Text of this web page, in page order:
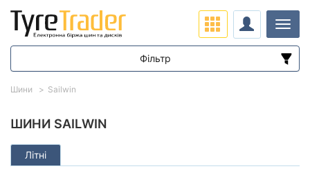
ШИНИ SAILWIN
Літні
Шини Sailwin
Фільтр
Діапазон цін
Підбір за параметрами